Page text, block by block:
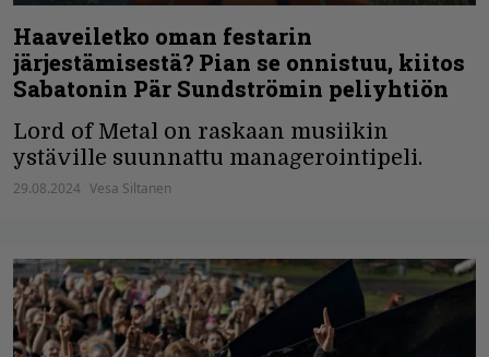
Haaveiletko oman festarin
järjestämisestä? Pian se onnistuu, kiitos
Sabatonin Pär Sundströmin peliyhtiön
Lord of Metal on raskaan musiikin
ystäville suunnattu managerointipeli.
29.08.2024 Vesa Siltanen